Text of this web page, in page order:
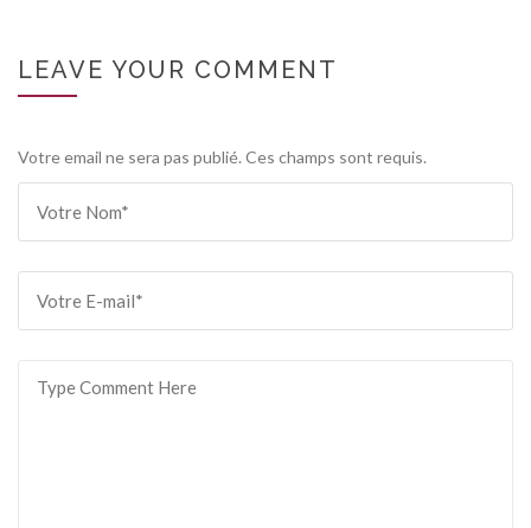
LEAVE YOUR COMMENT
Votre email ne sera pas publié. Ces champs sont requis.